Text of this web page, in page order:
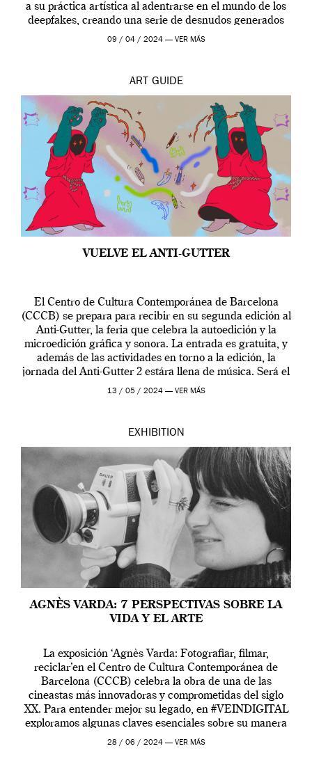
a su práctica artística al adentrarse en el mundo de los
deepfakes, creando una serie de desnudos generados
por […]
09 / 04 / 2024 — VER MÁS
ART GUIDE
VUELVE EL ANTI-GUTTER
El Centro de Cultura Contemporánea de Barcelona
(CCCB) se prepara para recibir en su segunda edición al
Anti-Gutter, la feria que celebra la autoedición y la
microedición gráfica y sonora. La entrada es gratuita, y
además de las actividades en torno a la edición, la
jornada del Anti-Gutter 2 estára llena de música. Será el
[…]
13 / 05 / 2024 — VER MÁS
EXHIBITION
AGNÈS VARDA: 7 PERSPECTIVAS SOBRE LA
VIDA Y EL ARTE
La exposición ‘Agnès Varda: Fotografiar, filmar,
reciclar’en el Centro de Cultura Contemporánea de
Barcelona (CCCB) celebra la obra de una de las
cineastas más innovadoras y comprometidas del siglo
XX. Para entender mejor su legado, en #VEINDIGITAL
exploramos algunas claves esenciales sobre su manera
de entender la vida, el cine y el arte contemporáneo.
28 / 06 / 2024 — VER MÁS